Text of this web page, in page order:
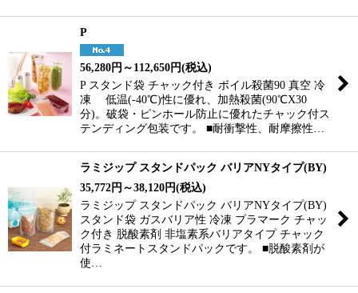
P
56,280円 ～112,650円(税込)
P スタンド袋 チャック付き ボイル殺菌90 真空 冷
凍 低温(-40℃)性に優れ、加熱殺菌(90℃X30
分)。破袋・ピンホール防止に優れたチャック付ス
テンディング包装です。 ■耐衝撃性、耐摩擦性…
ラミジップ スタンドパック バリアNYタイプ(BY)
35,772円 ～38,120円(税込)
ラミジップ スタンドパック バリアNYタイプ(BY)
スタンド袋 ガスバリア性 冷凍 プラマーク チャッ
ク付き 脱酸素剤 非塩素系バリアタイプ チャック
付ラミネートスタンドパックです。 ■脱酸素剤が
使…